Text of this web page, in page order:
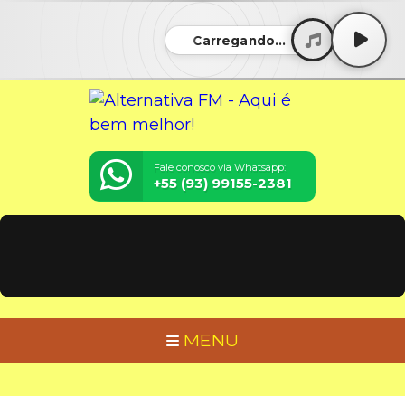
Carregando...
Fale conosco via Whatsapp:
+55 (93) 99155-2381
MENU